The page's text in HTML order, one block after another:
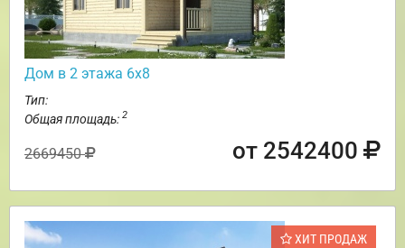
Дом в 2 этажа 6х8
Тип:
Общая площадь: 2
2669450 от 2542400
ХИТ ПРОДАЖ